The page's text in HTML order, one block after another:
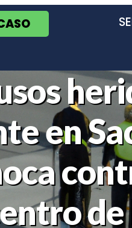
en